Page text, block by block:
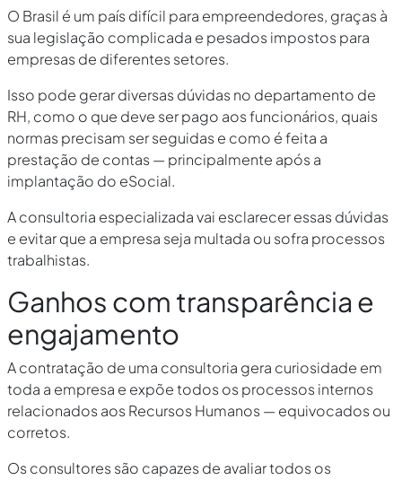
O Brasil é um país difícil para empreendedores, graças à
sua legislação complicada e pesados impostos para
empresas de diferentes setores.
Isso pode gerar diversas dúvidas no departamento de
RH, como o que deve ser pago aos funcionários, quais
normas precisam ser seguidas e como é feita a
prestação de contas — principalmente após a
implantação do eSocial.
A consultoria especializada vai esclarecer essas dúvidas
e evitar que a empresa seja multada ou sofra processos
trabalhistas.
Ganhos com transparência e
engajamento
A contratação de uma consultoria gera curiosidade em
toda a empresa e expõe todos os processos internos
relacionados aos Recursos Humanos — equivocados ou
corretos.
Os consultores são capazes de avaliar todos os